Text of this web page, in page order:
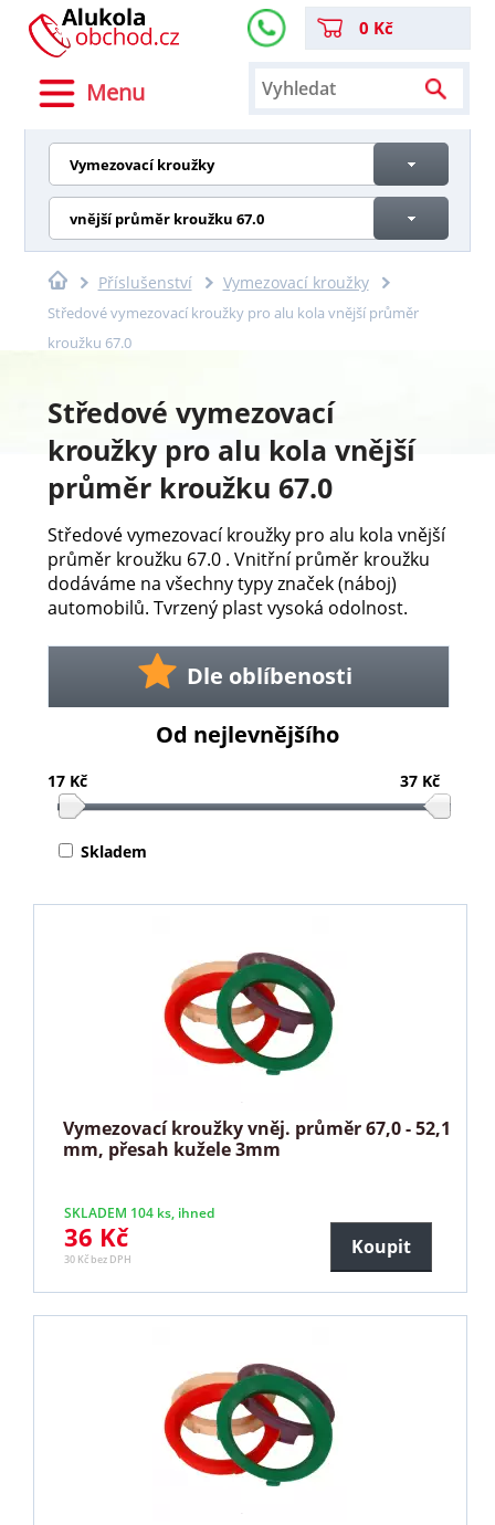
Menu
0 Kč
Vymezovací kroužky
vnější průměr kroužku 67.0
Příslušenství Vymezovací kroužky
Středové vymezovací kroužky pro alu kola vnější průměr
kroužku 67.0
Středové vymezovací
kroužky pro alu kola vnější
průměr kroužku 67.0
Středové vymezovací kroužky pro alu kola vnější
průměr kroužku 67.0 . Vnitřní průměr kroužku
dodáváme na všechny typy značek (náboj)
automobilů. Tvrzený plast vysoká odolnost.
Dle oblíbenosti
Od nejlevnějšího
17 Kč 37 Kč
Skladem
Vymezovací kroužky vněj. průměr 67,0 - 52,1
mm, přesah kužele 3mm
SKLADEM 104 ks, ihned
36 Kč
30 Kč bez DPH
Koupit